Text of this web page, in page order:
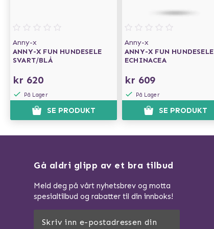
Anny-x
ANNY-X FUN HUNDESELE
SVART/BLÅ
kr 620
På Lager
SE PRODUKT
Anny-x
ANNY-X FUN HUNDESELE
ECHINACEA
kr 609
På Lager
SE PRODUKT
Gå aldri glipp av et bra tilbud
Meld deg på vårt nyhetsbrev og motta
spesialtilbud og rabatter til din innboks!